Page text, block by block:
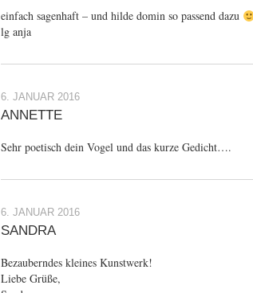
einfach sagenhaft – und hilde domin so passend dazu
lg anja
6. JANUAR 2016
ANNETTE
Sehr poetisch dein Vogel und das kurze Gedicht….
6. JANUAR 2016
SANDRA
Bezauberndes kleines Kunstwerk!
Liebe Grüße,